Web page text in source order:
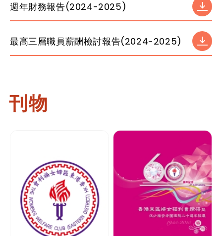
週年財務報告(2024-2025)
最高三層職員薪酬檢討報告(2024-2025)
刊物